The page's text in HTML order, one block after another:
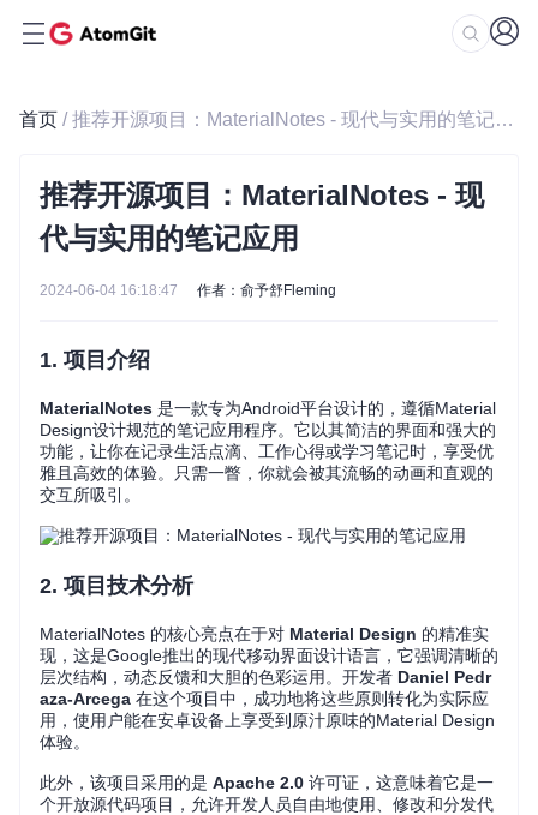
首页 / 推荐开源项目：MaterialNotes - 现代与实用的笔记应用
推荐开源项目：MaterialNotes - 现
代与实用的笔记应用
2024-06-04 16:18:47 作者：俞予舒Fleming
1. 项目介绍
MaterialNotes 是一款专为Android平台设计的，遵循Material
Design设计规范的笔记应用程序。它以其简洁的界面和强大的
功能，让你在记录生活点滴、工作心得或学习笔记时，享受优
雅且高效的体验。只需一瞥，你就会被其流畅的动画和直观的
交互所吸引。
2. 项目技术分析
MaterialNotes 的核心亮点在于对 Material Design 的精准实
现，这是Google推出的现代移动界面设计语言，它强调清晰的
层次结构，动态反馈和大胆的色彩运用。开发者 Daniel Pedr
aza-Arcega 在这个项目中，成功地将这些原则转化为实际应
用，使用户能在安卓设备上享受到原汁原味的Material Design
体验。
此外，该项目采用的是 Apache 2.0 许可证，这意味着它是一
个开放源代码项目，允许开发人员自由地使用、修改和分发代